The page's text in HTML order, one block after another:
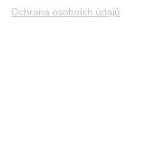
Ochrana osobních údajů